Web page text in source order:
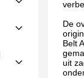
De
Belt
uit